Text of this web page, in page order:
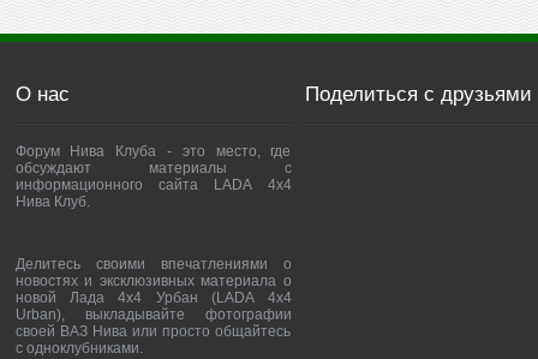
О нас
Форум Нива Клуба - это место, где
обсуждают материалы с
информационного сайта LADA 4x4
Нива Клуб.
Делитесь своими впечатлениями о
новостях и эксклюзивных материала о
новой Лада 4х4 Урбан (LADA 4x4
Urban), выкладывайте фотографии
своей ВАЗ Нива или просто общайтесь
с одноклубниками.
Поделиться с друзьями